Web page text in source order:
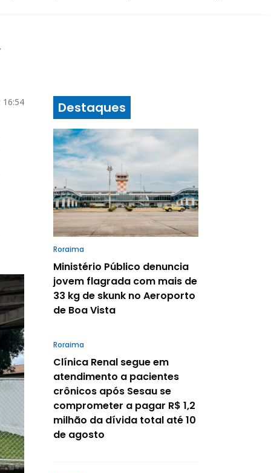
16:54 Destaques
Roraima
Ministério Público denuncia
jovem flagrada com mais de
33 kg de skunk no Aeroporto
de Boa Vista
Roraima
Clínica Renal segue em
atendimento a pacientes
crônicos após Sesau se
comprometer a pagar R$ 1,2
milhão da dívida total até 10
de agosto